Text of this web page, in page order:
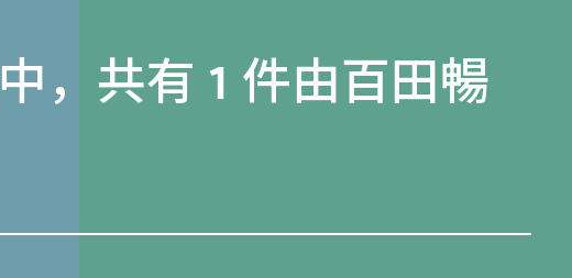
中，共有 1 件由百田暢